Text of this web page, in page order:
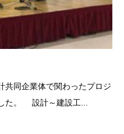
同企業体で関わったプロジ
た。 設計～建設工...